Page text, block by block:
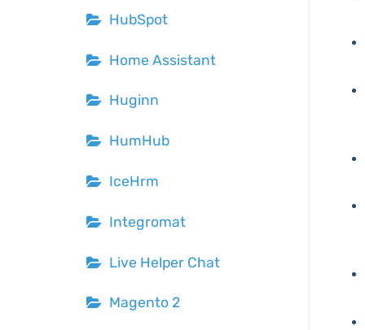
HubSpot
Home Assistant
Huginn
HumHub
IceHrm
Integromat
Live Helper Chat
Magento 2